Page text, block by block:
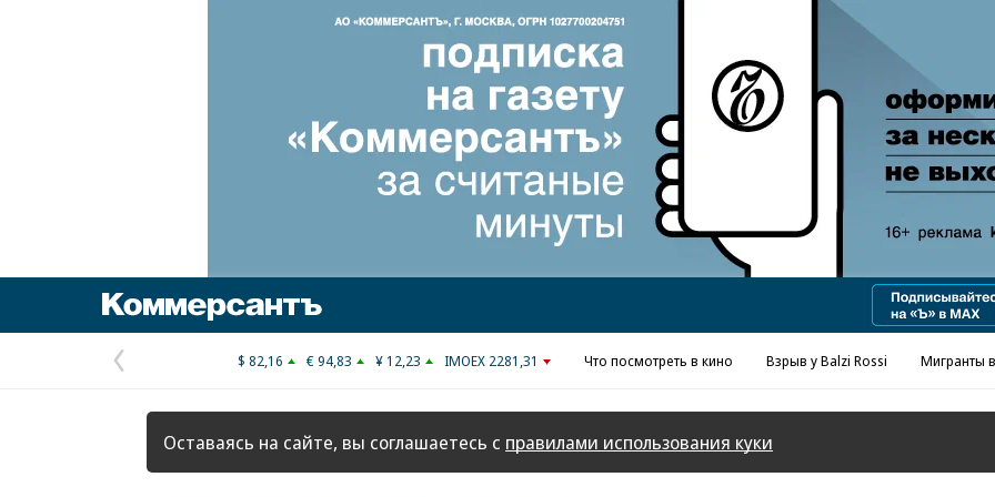
Предыдущая
страница
$ 82,16 € 94,83 ¥ 12,23 IMOEX 2281,31 Что посмотреть в кино Взрыв у Balzi Rossi Мигранты
Оставаясь на сайте, вы соглашаетесь с правилами использования куки